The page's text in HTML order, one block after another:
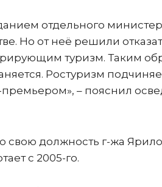
отдельного
Но от неё решили
туризм. Таким
Ростуризм
– пояснил
свою должность г-жа
с 2005-го.